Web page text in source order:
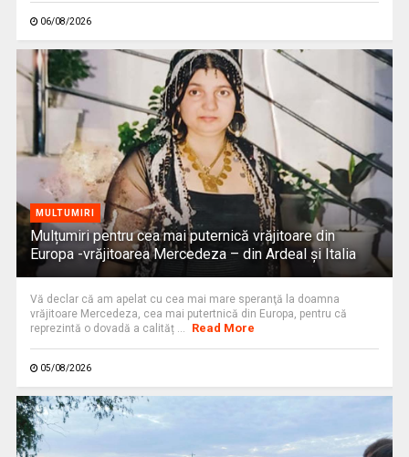
06/08/2026
MULTUMIRI
Mulțumiri pentru cea mai puternică vrăjitoare din
Europa -vrăjitoarea Mercedeza – din Ardeal și Italia
Vă declar că am apelat cu cea mai mare speranţă la doamna
vrăjitoare Mercedeza, cea mai putertnică din Europa, pentru că
reprezintă o dovadă a calităț ...
Read More
05/08/2026